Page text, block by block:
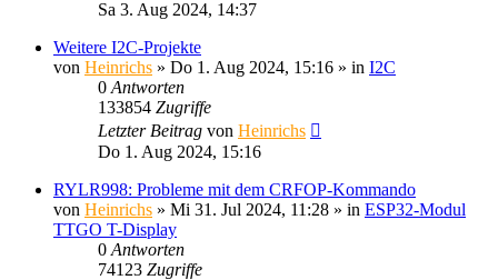
Sa 3. Aug 2024, 14:37
Weitere I2C-Projekte
von Heinrichs » Do 1. Aug 2024, 15:16 » in I2C
0 Antworten
133854 Zugriffe
Letzter Beitrag von Heinrichs
Do 1. Aug 2024, 15:16
RYLR998: Probleme mit dem CRFOP-Kommando
von Heinrichs » Mi 31. Jul 2024, 11:28 » in ESP32-Modul
TTGO T-Display
0 Antworten
74123 Zugriffe